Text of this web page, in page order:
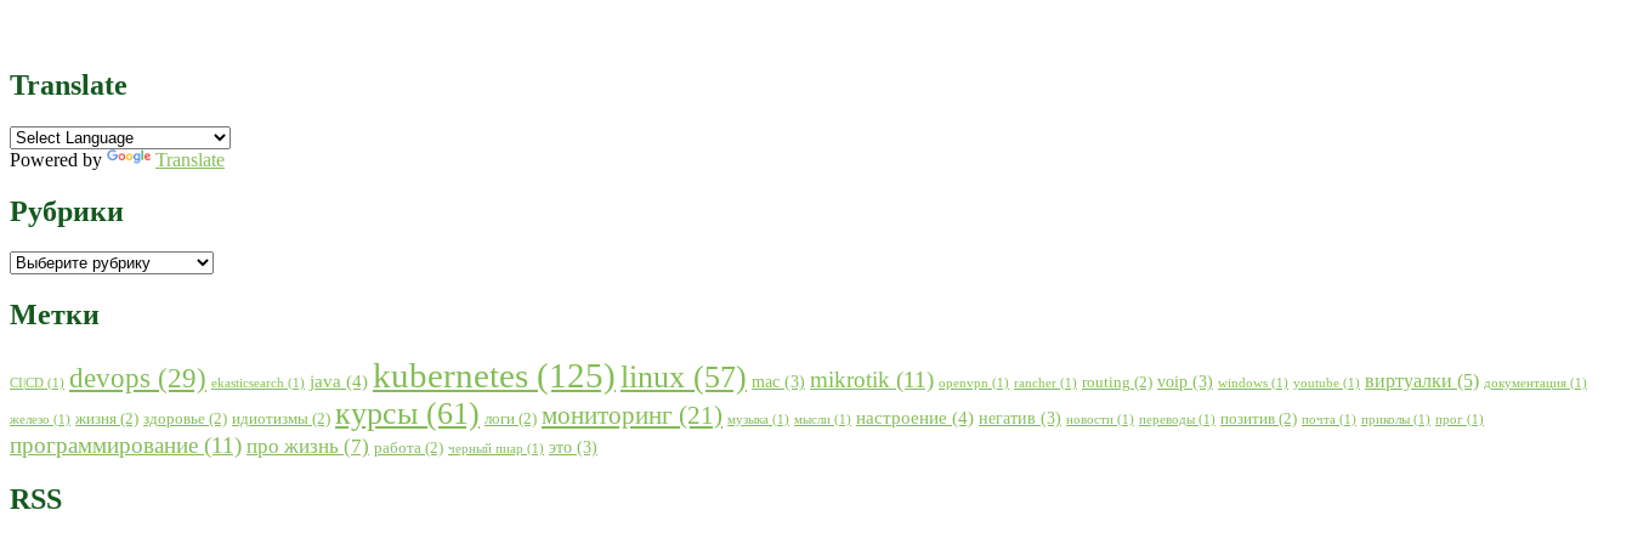
Translate
Powered by Translate
Рубрики
Рубрики
Метки
CI|CD (1) devops (29) ekasticsearch (1) java (4) kubernetes (125)linux (57) mac (3) mikrotik (11) openvpn (1) rancher (1) routing (2) voip (3) windows (1) youtube (1) виртуалки (5) документация (1)
железо (1) жизня (2) здоровье (2) идиотизмы (2) курсы (61) логи (2) мониторинг (21) музыка (1) мысли (1) настроение (4) негатив (3) новости (1) переводы (1) позитив (2) почта (1) приколы (1) прог (1)
программирование (11) про жизнь (7) работа (2) черный пиар (1) это (3)
RSS